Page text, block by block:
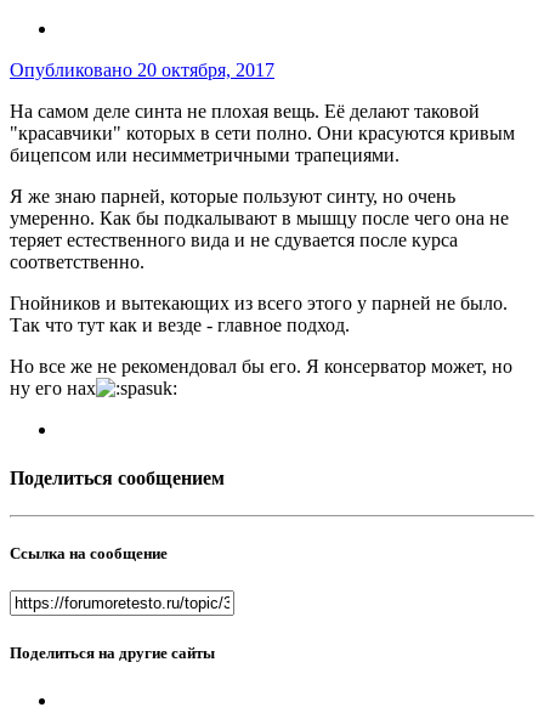
Опубликовано 20 октября, 2017
На самом деле синта не плохая вещь. Её делают таковой
"красавчики" которых в сети полно. Они красуются кривым
бицепсом или несимметричными трапециями.
Я же знаю парней, которые пользуют синту, но очень
умеренно. Как бы подкалывают в мышцу после чего она не
теряет естественного вида и не сдувается после курса
соответственно.
Гнойников и вытекающих из всего этого у парней не было.
Так что тут как и везде - главное подход.
Но все же не рекомендовал бы его. Я консерватор может, но
ну его нах
Поделиться сообщением
Ссылка на сообщение
Поделиться на другие сайты